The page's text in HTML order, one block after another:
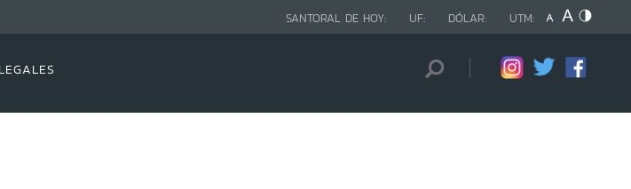
SANTORAL DE HOY: UF: DÓLAR: UTM: